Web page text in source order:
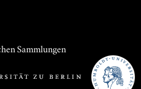
Sammlungen